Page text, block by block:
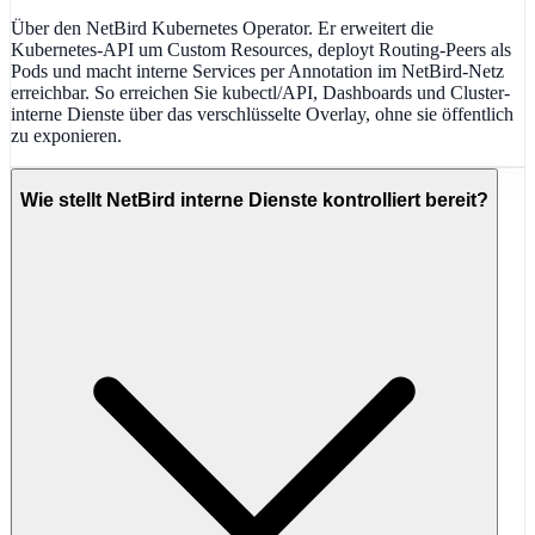
Über den NetBird Kubernetes Operator. Er erweitert die
Kubernetes-API um Custom Resources, deployt Routing-Peers als
Pods und macht interne Services per Annotation im NetBird-Netz
erreichbar. So erreichen Sie kubectl/API, Dashboards und Cluster-
interne Dienste über das verschlüsselte Overlay, ohne sie öffentlich
zu exponieren.
Wie stellt NetBird interne Dienste kontrolliert bereit?